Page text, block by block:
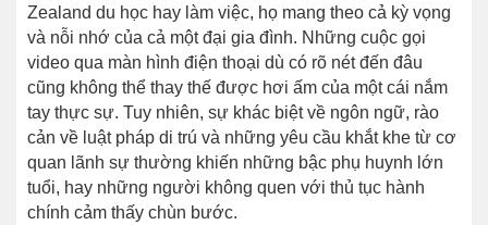
Zealand du học hay làm việc, họ mang theo cả kỳ vọng
và nỗi nhớ của cả một đại gia đình. Những cuộc gọi
video qua màn hình điện thoại dù có rõ nét đến đâu
cũng không thể thay thế được hơi ấm của một cái nắm
tay thực sự. Tuy nhiên, sự khác biệt về ngôn ngữ, rào
cản về luật pháp di trú và những yêu cầu khắt khe từ cơ
quan lãnh sự thường khiến những bậc phụ huynh lớn
tuổi, hay những người không quen với thủ tục hành
chính cảm thấy chùn bước.